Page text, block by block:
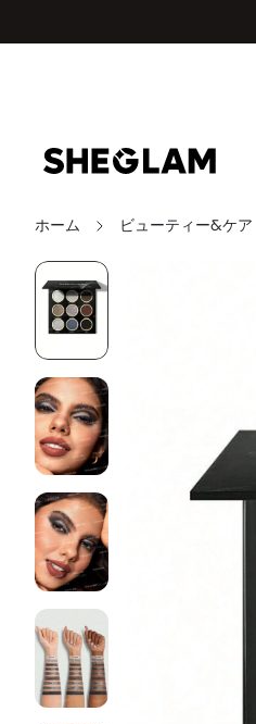
ホーム ビューティー&ケア